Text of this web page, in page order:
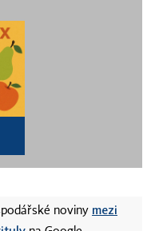
noviny mezi